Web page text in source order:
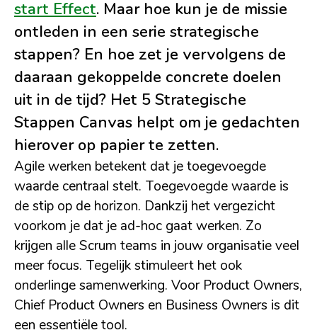
start Effect. Maar hoe kun je de missie
ontleden in een serie strategische
stappen? En hoe zet je vervolgens de
daaraan gekoppelde concrete doelen
uit in de tijd? Het 5 Strategische
Stappen Canvas helpt om je gedachten
hierover op papier te zetten.
Agile werken betekent dat je toegevoegde
waarde centraal stelt. Toegevoegde waarde is
de stip op de horizon. Dankzij het vergezicht
voorkom je dat je ad-hoc gaat werken. Zo
krijgen alle Scrum teams in jouw organisatie veel
meer focus. Tegelijk stimuleert het ook
onderlinge samenwerking. Voor Product Owners,
Chief Product Owners en Business Owners is dit
een essentiële tool.